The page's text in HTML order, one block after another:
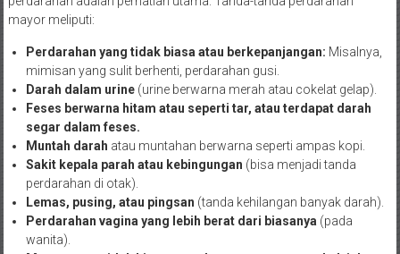
mayor meliputi:
Perdarahan yang tidak biasa atau berkepanjangan: Misalnya,
mimisan yang sulit berhenti, perdarahan gusi.
Darah dalam urine(urine berwarna merah atau cokelat gelap).
Feses berwarna hitam atau seperti tar, atau terdapat darah
segar dalam feses.
Muntah darah atau muntahan berwarna seperti ampas kopi.
Sakit kepala parah atau kebingungan (bisa menjadi tanda
perdarahan di otak).
Lemas, pusing, atau pingsan (tanda kehilangan banyak darah).
Perdarahan vagina yang lebih berat dari biasanya(pada
wanita).